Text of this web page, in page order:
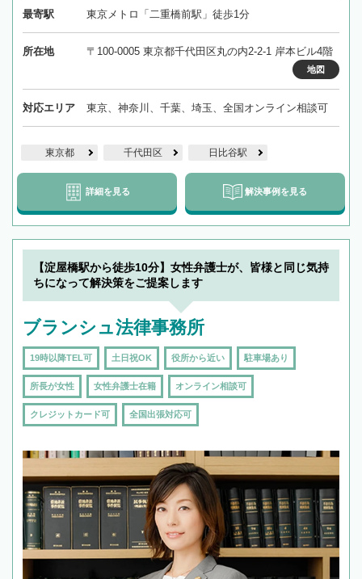
最寄駅 東京メトロ「二重橋前駅」徒歩1分
所在地 〒100-0005 東京都千代田区丸の内2-2-1 岸本ビル4階
地図
対応エリア 東京、神奈川、千葉、埼玉、全国オンライン相談可
東京都 千代田区 日比谷駅
詳細を見る 解決事例を見る
【淀屋橋駅から徒歩10分】女性弁護士が、皆様と同じ気持
ちになって解決策をご提案します
ブランシュ法律事務所
19時以降TEL可 土日祝OK 役所から近い 駐車場あり
所長が女性 女性弁護士在籍 オンライン相談可
クレジットカード可 全国出張対応可